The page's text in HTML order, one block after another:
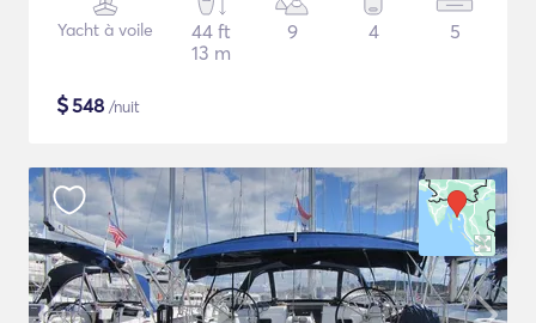
Yacht à voile
44 ft
13 m
9 4 5
$548 /nuit